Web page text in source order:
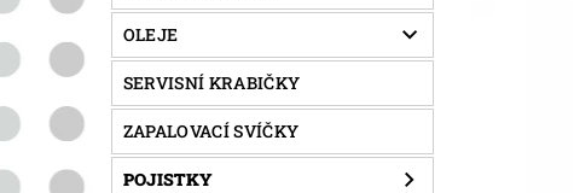
OLEJE
SERVISNÍ KRABIČKY
ZAPALOVACÍ SVÍČKY
POJISTKY